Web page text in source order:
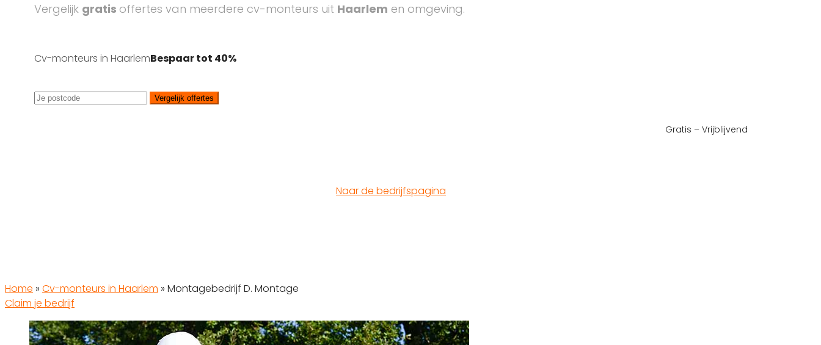
Vergelijk gratis offertes van meerdere cv-monteurs uit Haarlem en omgeving.
Cv-monteurs in HaarlemBespaar tot 40%
Vergelijk offertes
Gratis – Vrijblijvend
Naar de bedrijfspagina
Home » Cv-monteurs in Haarlem » Montagebedrijf D. Montage
Claim je bedrijf